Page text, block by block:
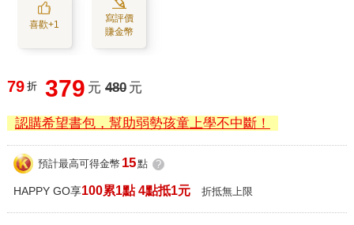
喜歡+1
寫評價
賺金幣
79 折 379 元 480 元
認購希望書包，幫助弱勢孩童上學不中斷！
預計最高可得金幣 15點 ?
HAPPY GO享100累1點 4點抵1元 折抵無上限